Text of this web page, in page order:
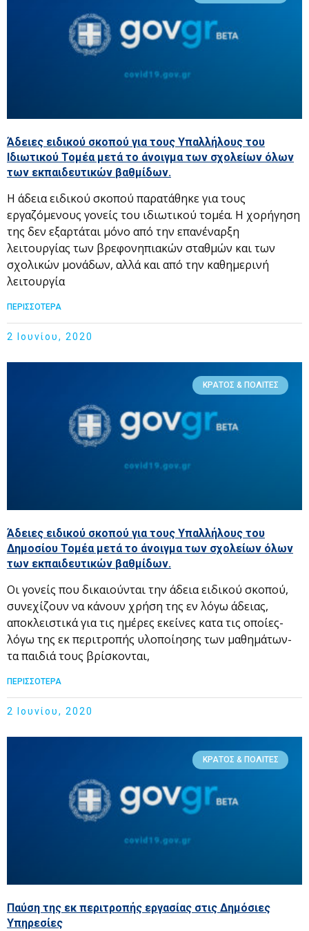
Άδειες ειδικού σκοπού για τους Υπαλλήλους του
Ιδιωτικού Τομέα μετά το άνοιγμα των σχολείων όλων
των εκπαιδευτικών βαθμίδων.
Η άδεια ειδικού σκοπού παρατάθηκε για τους
εργαζόμενους γονείς του ιδιωτικού τομέα. Η χορήγηση
της δεν εξαρτάται μόνο από την επανέναρξη
λειτουργίας των βρεφονηπιακών σταθμών και των
σχολικών μονάδων, αλλά και από την καθημερινή
λειτουργία
ΠΕΡΙΣΣΟΤΕΡΑ
2 Ιουνίου, 2020
ΚΡΆΤΟΣ & ΠΟΛΊΤΕΣ
Άδειες ειδικού σκοπού για τους Υπαλλήλους του
Δημοσίου Τομέα μετά το άνοιγμα των σχολείων όλων
των εκπαιδευτικών βαθμίδων.
Οι γονείς που δικαιούνται την άδεια ειδικού σκοπού,
συνεχίζουν να κάνουν χρήση της εν λόγω άδειας,
αποκλειστικά για τις ημέρες εκείνες κατα τις οποίες-
λόγω της εκ περιτροπής υλοποίησης των μαθημάτων-
τα παιδιά τους βρίσκονται,
ΠΕΡΙΣΣΟΤΕΡΑ
2 Ιουνίου, 2020
ΚΡΆΤΟΣ & ΠΟΛΊΤΕΣ
Παύση της εκ περιτροπής εργασίας στις Δημόσιες
Υπηρεσίες